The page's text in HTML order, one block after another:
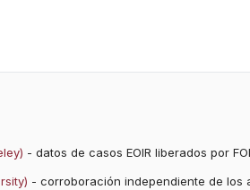
- datos de casos EOIR liberados por
- corroboración independiente de los